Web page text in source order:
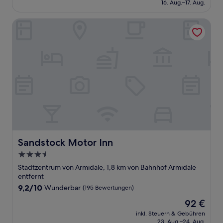
16. Aug.–17. Aug.
Sandstock Motor Inn
Sandstock Motor Inn
3.5-
Sterne-
Unterkunft
Stadtzentrum von Armidale, 1,8 km von Bahnhof Armidale
entfernt
9.2
9,2/10 Wunderbar (195 Bewertungen)
Der
Preis
beträgt
92 €
inkl. Steuern & Gebühren